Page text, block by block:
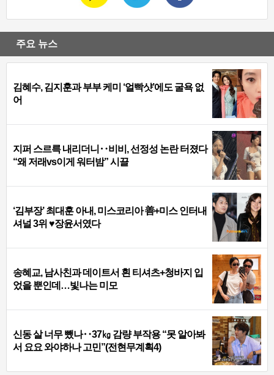
주요 뉴스
김혜수, 김지훈과 부부 케미 ‘얼빡샷’에도 굴욕 없
어
지퍼 스르륵 내리더니‥비비, 선정성 논란 터졌다
“왜 저래vs이게 워터밤” 시끌
‘김부장’ 최대훈 아내, 미스코리아 善+미스 인터내
셔널 3위 ♥장윤서였다
송혜교, 남사친과 데이트서 흰 티셔츠+청바지 입
었을 뿐인데…빛나는 미모
신동 살 너무 뺐나‥37㎏ 감량 부작용 “못 알아봐
서 요요 와야하나 고민”(전현무계획4)